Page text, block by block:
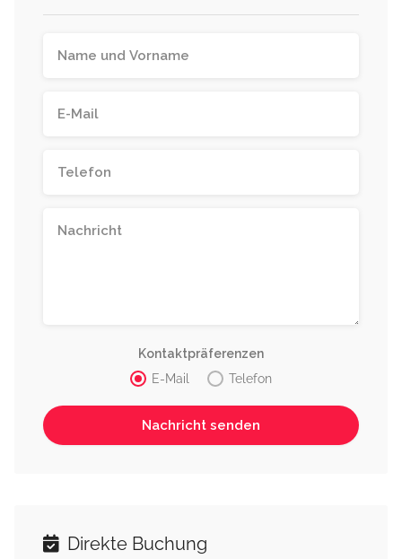
Kontaktpräferenzen
E-Mail
Telefon
Direkte Buchung